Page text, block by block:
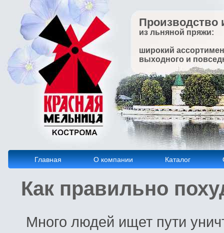
Производство
из льняной пряжи:
широкий
выходного и
Главная О компании Каталог
Как правильно
Много людей ищет пути